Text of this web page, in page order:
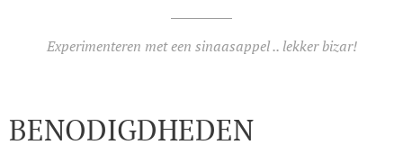
Experimenteren met een sinaasappel .. lekker bizar!
BENODIGDHEDEN